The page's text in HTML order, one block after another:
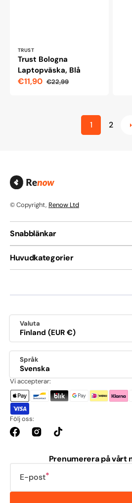
Leverantör:
TRUST
Trust Bologna
Laptopväska, Blå
Reapris
€11,90
Ordinarie
€22,99
1 2
© Copyright, Renow Ltd
Snabblänkar
Huvudkategorier
Valuta
Finland (EUR €)
Språk
Svenska
Vi accepterar:
Följ oss:
FacebookInstagramTikTok
Prenumerera på vårt
E-post